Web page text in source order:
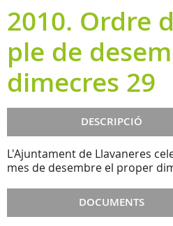
2010. Ordre
ple de
dimecres 29
DESCRIPCIÓ
L'Ajuntament de Llavaneres
mes de desembre el proper
DOCUMENTS